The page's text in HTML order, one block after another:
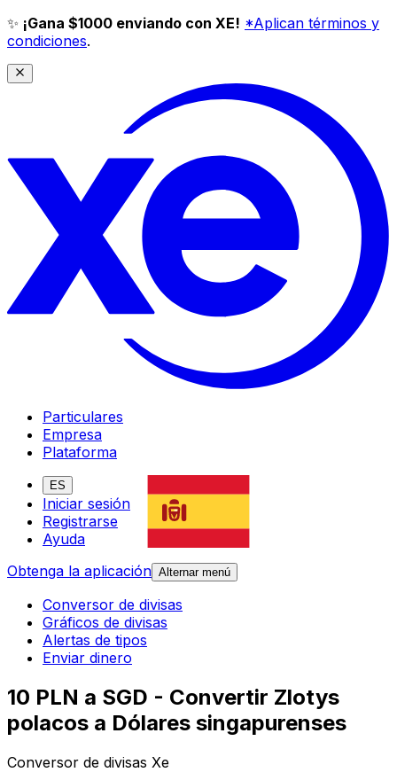
✨ ¡Gana $1000 enviando con XE! *Aplican términos y
condiciones.
Particulares
Empresa
Plataforma
ES
Iniciar sesión
Registrarse
Ayuda
Obtenga la aplicación Alternar menú
Conversor de divisas
Gráficos de divisas
Alertas de tipos
Enviar dinero
10 PLN a SGD - Convertir Zlotys
polacos a Dólares singapurenses
Conversor de divisas Xe